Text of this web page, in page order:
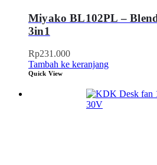
Miyako BL102PL –
3in1
Rp231.000
Tambah ke keranjang
Quick View